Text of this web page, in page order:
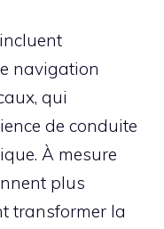
navigation
qui
de conduite
À mesure
plus
transformer la